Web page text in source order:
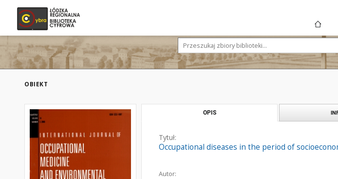
OBIEKT
OPIS
Tytuł:
Occupational diseases in the period of
Autor: